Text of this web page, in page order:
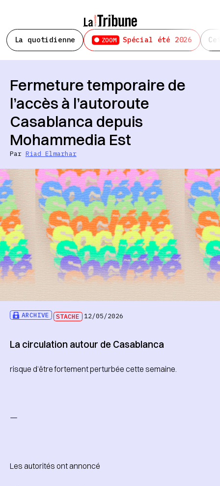
La quotidienne ZOOM Spécial été 2026
ARCHIVE STACHE 12/05/2026
Fermeture temporaire de
l’accès à l’autoroute
Casablanca depuis
Mohammedia Est
Par Riad Elmarhar
La circulation autour de Casablanca
risque d’être fortement perturbée cette semaine.
—
Les autorités ont annoncé